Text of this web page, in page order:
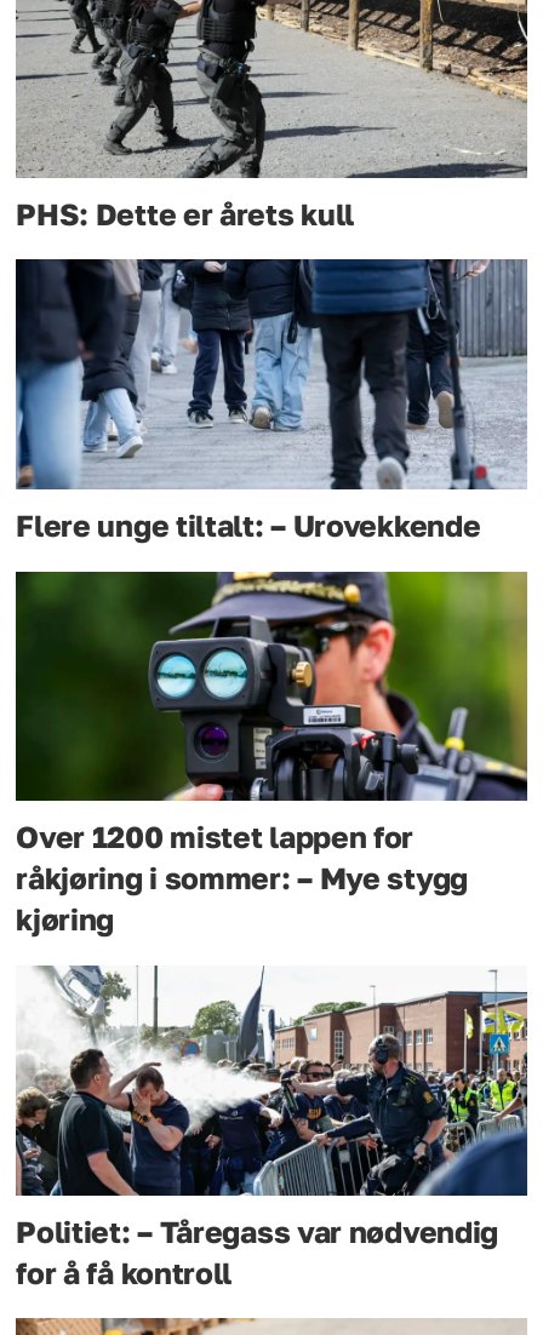
PHS: Dette er årets kull
Flere unge tiltalt: – Urovekkende
Over 1200 mistet lappen for
råkjøring i sommer: – Mye stygg
kjøring
Politiet: – Tåregass var nødvendig
for å få kontroll